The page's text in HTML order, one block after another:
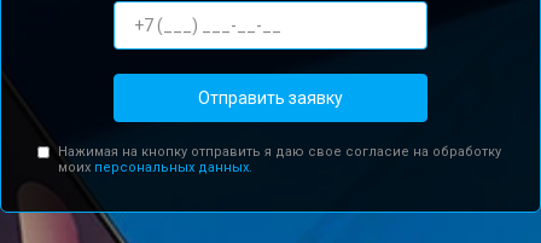
Отправить заявку
Нажимая на кнопку отправить я даю свое согласие на обработку
моих персональных данных.